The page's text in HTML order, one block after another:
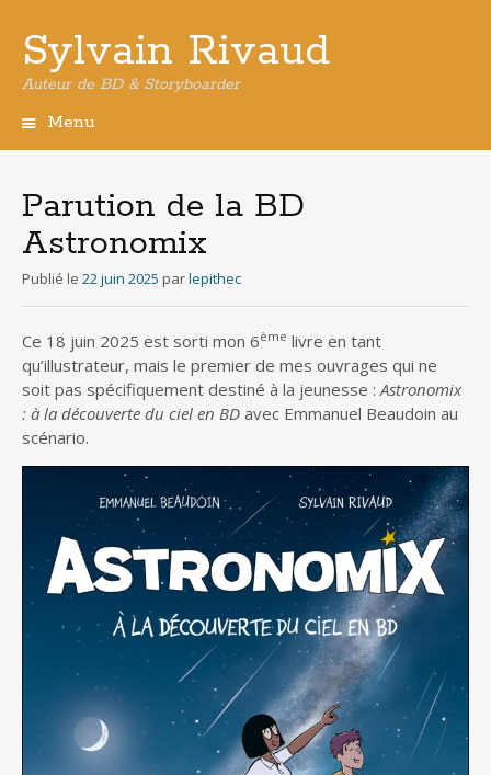
Sylvain Rivaud
Auteur de BD & Storyboarder
Menu
principal
Parution de la BD
Astronomix
Publié le 22 juin 2025 parlepithec
Ce 18 juin 2025 est sorti mon 6ème livre en tant
qu’illustrateur, mais le premier de mes ouvrages qui ne
soit pas spécifiquement destiné à la jeunesse :Astronomix
: à la découverte du ciel en BD avec Emmanuel Beaudoin au
scénario.